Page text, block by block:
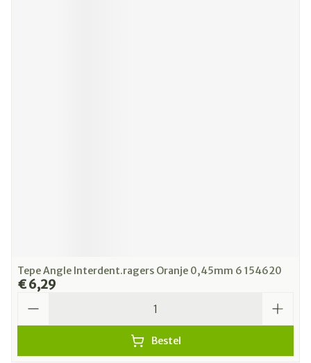
Tepe Angle Interdent.ragers Oranje 0,45mm 6 154620
€ 6,29
Bestel